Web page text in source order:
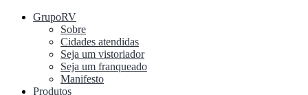
GrupoRV
Sobre
Cidades atendidas
Seja um vistoriador
Seja um franqueado
Manifesto
Produtos